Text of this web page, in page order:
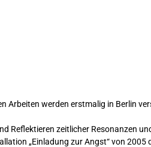
Arbeiten werden erstmalig in Berlin
zeitlicher Resonanzen
„Einladung zur Angst“ von